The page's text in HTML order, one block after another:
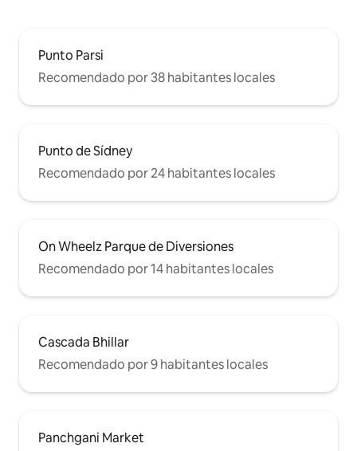
Punto Parsi
Recomendado por 38 habitantes locales
Punto de Sídney
Recomendado por 24 habitantes locales
On Wheelz Parque de Diversiones
Recomendado por 14 habitantes locales
Cascada Bhillar
Recomendado por 9 habitantes locales
Panchgani Market